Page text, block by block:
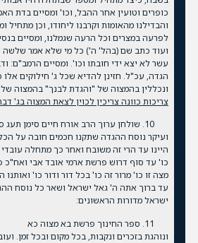
כופרים וטועין אחר ההבל, וכו' ומסיים בדת
והבדילנו מהאומות וקרבנו ליחודו, וכן מתחיל
לפרעה במצרים וכל הרעה שגמלנו, ומסיים
ועוד כתב שם (בהל' ה') כל מי שלא אמר שלשה
עשר לא יצא ידי חובתו וכו'. ומסיים הרמב"ם:
הגדה, עכ"ל. חזינן להדיא שכל ג' חילוקים אלו
ונכללין בהמצוה של "והגדת לבנך" בהמצוה של
צריכות כוונה צריכין לכוין לצאת המצוה בג'
שולחן ערוך הרב אורח חיים סימן תעג
ועיקר נוסח ההגדה שתקנו חכמים חובה על
היינו עד הרי זה משובח ואחר כך מתחלה עובדי
כו' עד סוף דרוש פרשת ארמי אובד אבי ואח"כ
מצה זו כו' מרור זה כו' בכל דור ודור כו'
עד ברוך אתה ה' גאל ישראל ושאר כל נוסח
ישראל מדורות הראשונים:
ספר החינוך פרשת בא מצוה כא
ונוהגת בזכרים ונקבות, בכל מקום ובכל זמן.